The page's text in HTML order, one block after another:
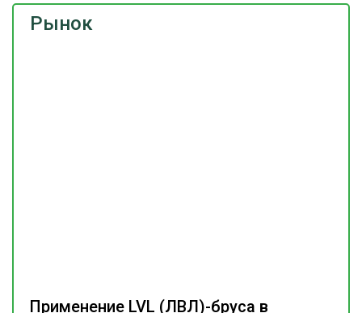
Рынок
Применение LVL (ЛВЛ)-бруса в